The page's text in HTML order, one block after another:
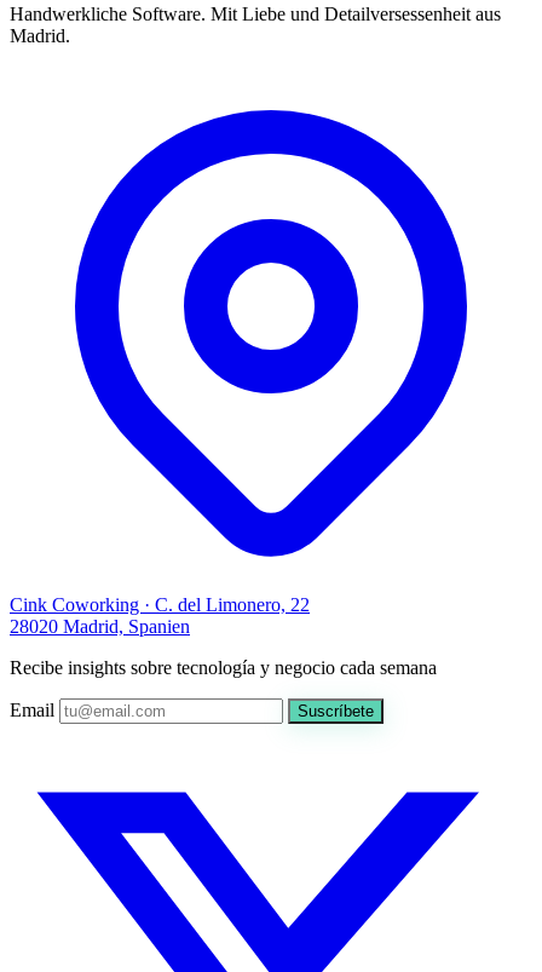
Handwerkliche Software. Mit Liebe und Detailversessenheit aus
Madrid.
Cink Coworking · C. del Limonero, 22
28020 Madrid, Spanien
Recibe insights sobre tecnología y negocio cada semana
Email Suscríbete